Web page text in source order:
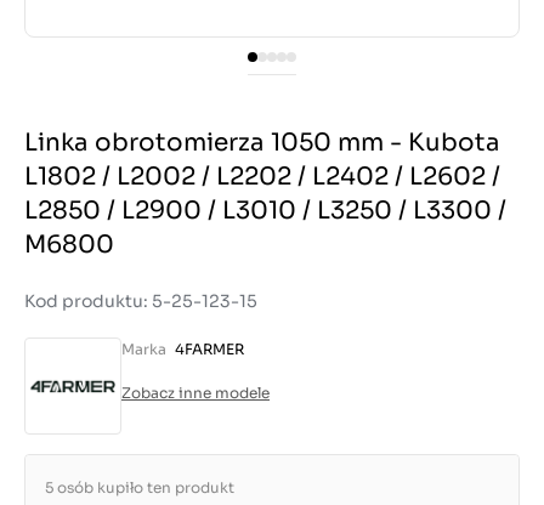
Linka obrotomierza 1050 mm - Kubota
L1802 / L2002 / L2202 / L2402 / L2602 /
L2850 / L2900 / L3010 / L3250 / L3300 /
M6800
Kod produktu: 5-25-123-15
Marka 4FARMER
Zobacz inne modele
5 osób kupiło ten produkt